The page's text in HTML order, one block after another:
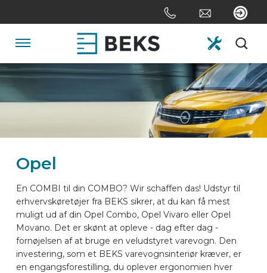
to
content
to
SYSTEMER
TILPASNING
SEKTORER
Opel
En COMBI til din COMBO? Wir schaffen das! Udstyr til
erhvervskøretøjer fra BEKS sikrer, at du kan få mest
muligt ud af din Opel Combo, Opel Vivaro eller Opel
Movano. Det er skønt at opleve - dag efter dag -
fornøjelsen af at bruge en veludstyret varevogn. Den
investering, som et BEKS varevognsinteriør kræver, er
en engangsforestilling, du oplever ergonomien hver